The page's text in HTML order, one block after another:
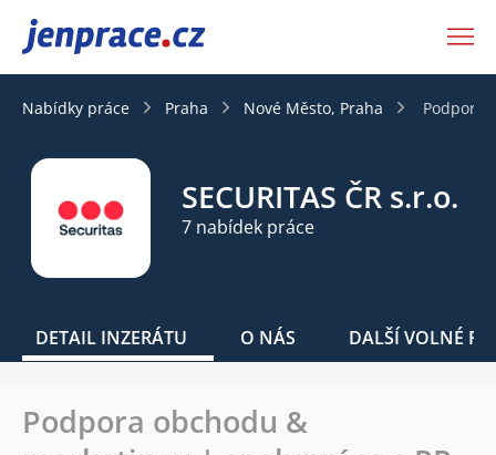
JenPráce.cz
Nabídky práce Praha Nové Město, Praha Podpora
SECURITAS ČR s.r.o.
7 nabídek práce
DETAIL INZERÁTU O NÁS DALŠÍ VOLNÉ
Podpora obchodu &